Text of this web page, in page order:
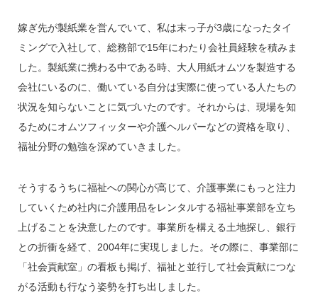
嫁ぎ先が製紙業を営んでいて、私は末っ子が3歳になったタイ
ミングで入社して、総務部で15年にわたり会社員経験を積みま
した。製紙業に携わる中である時、大人用紙オムツを製造する
会社にいるのに、働いている自分は実際に使っている人たちの
状況を知らないことに気づいたのです。それからは、現場を知
るためにオムツフィッターや介護ヘルパーなどの資格を取り、
福祉分野の勉強を深めていきました。
そうするうちに福祉への関心が高じて、介護事業にもっと注力
していくため社内に介護用品をレンタルする福祉事業部を立ち
上げることを決意したのです。事業所を構える土地探し、銀行
との折衝を経て、2004年に実現しました。その際に、事業部に
「社会貢献室」の看板も掲げ、福祉と並行して社会貢献につな
がる活動も行なう姿勢を打ち出しました。